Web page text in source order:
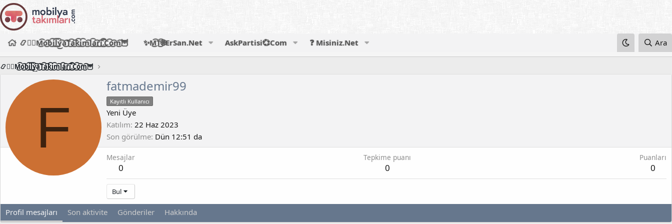
📿🧙‍♂️M͜͡o͜͡b͜͡i͜͡l͜͡y͜͡a͜͡T͜͡a͜͡k͜͡i͜͡m͜͡l͜͡a͜͡r͜͡i͜͡.͜͡C͜͡o͜͡m͜͡🦉 ✨M͜͡T͜͡🌐ErSan.Net AskPartisi💞Com ❓ Misiniz.Net Ara
📿🧙‍♂️M͜͡o͜͡b͜͡i͜͡l͜͡y͜͡a͜͡T͜͡a͜͡k͜͡i͜͡m͜͡l͜͡a͜͡r͜͡i͜͡.͜͡C͜͡o͜͡m͜͡🦉
F
fatmademir99
Kayıtlı Kullanıcı
Yeni Üye
Katılım 22 Haz 2023
Son görülme Dün 12:51 da
Mesajlar
0
Tepkime puanı
0
Puanları
0
Bul
Profil mesajları Son aktivite Gönderiler Hakkında